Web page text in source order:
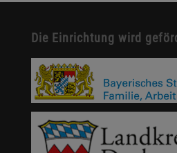
Die Einrichtung wird